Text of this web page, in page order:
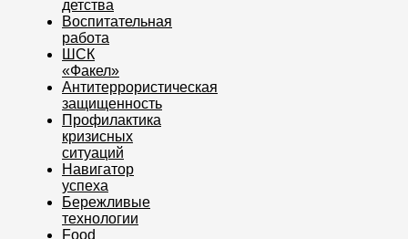
детства
Воспитательная
работа
ШСК
«Факел»
Антитеррористическая
защищенность
Профилактика
кризисных
ситуаций
Навигатор
успеха
Бережливые
технологии
Food